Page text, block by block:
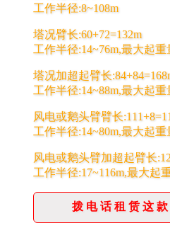
工作半径:8~108m
塔况臂长:60+72=132m
工作半径:14~76m,最大起重
塔况加超起臂长
工作半径:14~88m,最大起重
风电或鹅头臂臂长
工作半径:14~80m,最大起重
风电或鹅头臂加超起臂长
工作半径:17~116m,最大起
拨电话租赁这